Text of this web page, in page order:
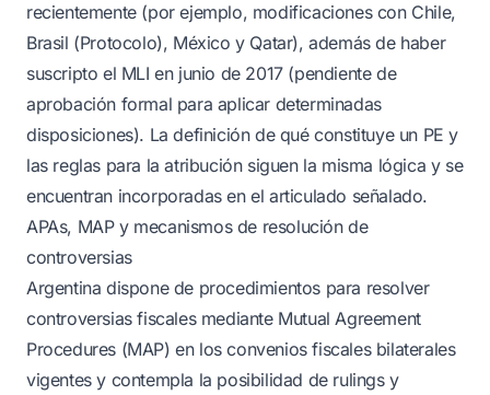
recientemente (por ejemplo, modificaciones con Chile,
Brasil (Protocolo), México y Qatar), además de haber
suscripto el MLI en junio de 2017 (pendiente de
aprobación formal para aplicar determinadas
disposiciones). La definición de qué constituye un PE y
las reglas para la atribución siguen la misma lógica y se
encuentran incorporadas en el articulado señalado.
APAs, MAP y mecanismos de resolución de
controversias
Argentina dispone de procedimientos para resolver
controversias fiscales mediante Mutual Agreement
Procedures (MAP) en los convenios fiscales bilaterales
vigentes y contempla la posibilidad de rulings y